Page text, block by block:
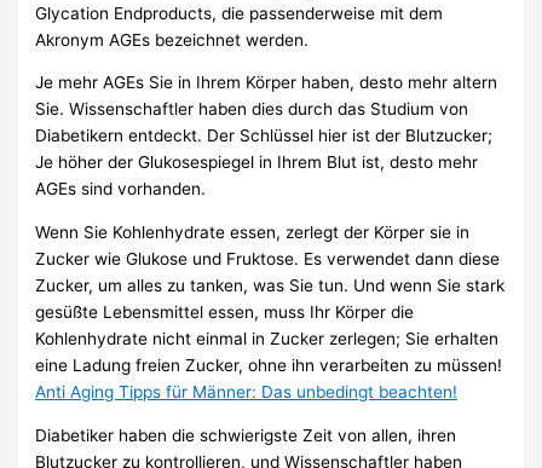
Glycation Endproducts, die passenderweise mit dem
Akronym AGEs bezeichnet werden.
Je mehr AGEs Sie in Ihrem Körper haben, desto mehr altern
Sie. Wissenschaftler haben dies durch das Studium von
Diabetikern entdeckt. Der Schlüssel hier ist der Blutzucker;
Je höher der Glukosespiegel in Ihrem Blut ist, desto mehr
AGEs sind vorhanden.
Wenn Sie Kohlenhydrate essen, zerlegt der Körper sie in
Zucker wie Glukose und Fruktose. Es verwendet dann diese
Zucker, um alles zu tanken, was Sie tun. Und wenn Sie stark
gesüßte Lebensmittel essen, muss Ihr Körper die
Kohlenhydrate nicht einmal in Zucker zerlegen; Sie erhalten
eine Ladung freien Zucker, ohne ihn verarbeiten zu müssen!
Anti Aging Tipps für Männer: Das unbedingt beachten!
Diabetiker haben die schwierigste Zeit von allen, ihren
Blutzucker zu kontrollieren, und Wissenschaftler haben